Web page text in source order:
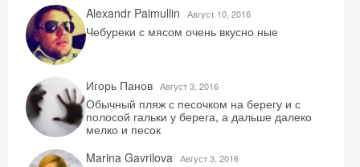
Alexandr Paimullin
Август 10, 2016
Чебуреки с мясом очень вкусно ные
Игорь Панов Август 3, 2016
Обычный пляж с песочком на берегу и с
полосой гальки у берега, а дальше далеко
мелко и песок
Marina Gavrilova Август 3, 2016